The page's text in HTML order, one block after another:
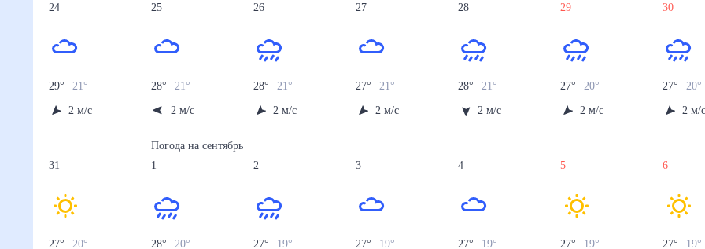
24
29° 21°
2 м/с
25
28° 21°
2 м/с
26
28° 21°
2 м/с
27
27° 21°
2 м/с
28
28° 21°
2 м/с
29
27° 20
2 м/с
30
27° 20
2 м/
31
27° 20
Погода насентябрь
1
28° 20
2
27° 19°
3
27° 19°
4
27° 19°
5
27° 19°
6
27° 19°